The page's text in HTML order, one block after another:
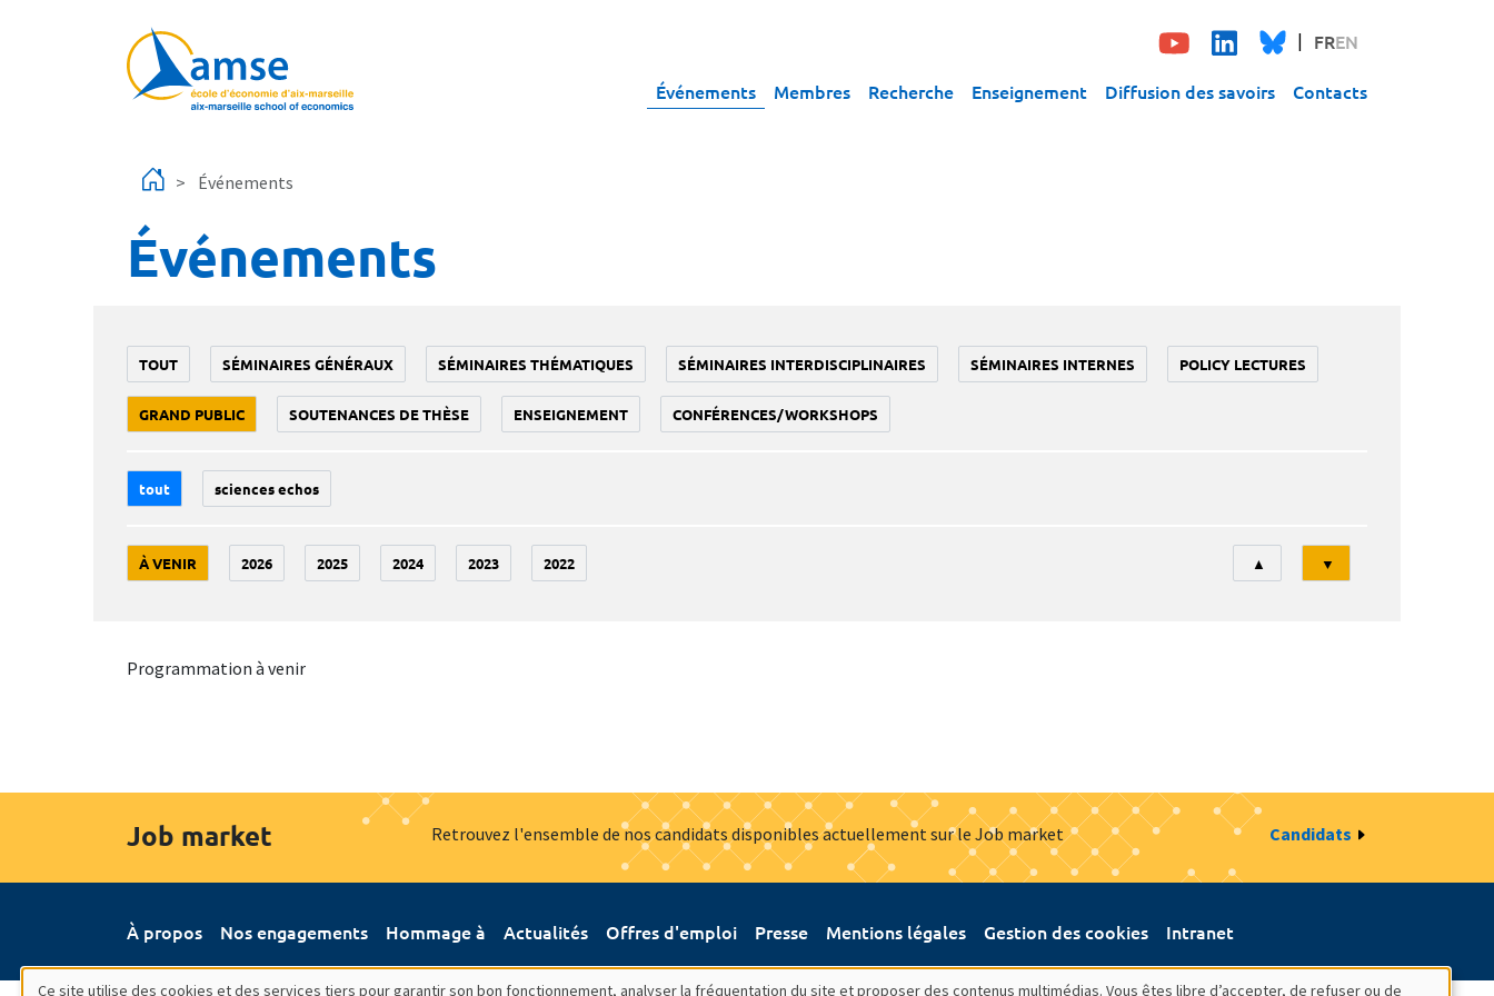
FREN
Événements Membres Recherche Enseignement Diffusion des savoirs Contacts
Événements
Événements
TOUT SÉMINAIRES GÉNÉRAUX SÉMINAIRES THÉMATIQUES SÉMINAIRES INTERDISCIPLINAIRES SÉMINAIRES INTERNES POLICY LECTURES
GRAND PUBLIC SOUTENANCES DE THÈSE ENSEIGNEMENT CONFÉRENCES/WORKSHOPS
tout sciences echos
À VENIR 2026 2025 2024 2023 2022
Tri
▲ ▼
Programmation à venir
Job market Retrouvez l'ensemble de nos candidats disponibles actuellement sur le Job market Candidats
À propos Nos engagements Hommage à Actualités Offres d'emploi Presse Mentions légales Gestion des cookies Intranet
Ce site utilise des cookies et des services tiers pour garantir son bon fonctionnement, analyser la fréquentation du site et proposer des contenus multimédias. Vous êtes libre d’accepter, de refuser ou de